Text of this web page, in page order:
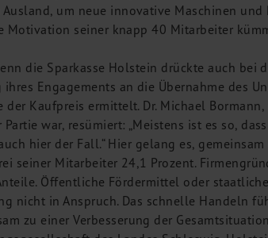
um neue innovative Maschinen und
seiner knapp 40 Mitarbeiter
die Sparkasse Holstein drückte auch bei
Engagements an die Übernahme des
Kaufpreis ermittelt. Dr. Michael
war, resümiert: „Meistens ist es so,
hier der Fall.“ Hier gelang es,
seiner Mitarbeiter 24,1 Prozent.
Öffentliche Fördermittel oder
nicht in Anspruch. Das schnelle Handeln
zu einer Verbesserung der